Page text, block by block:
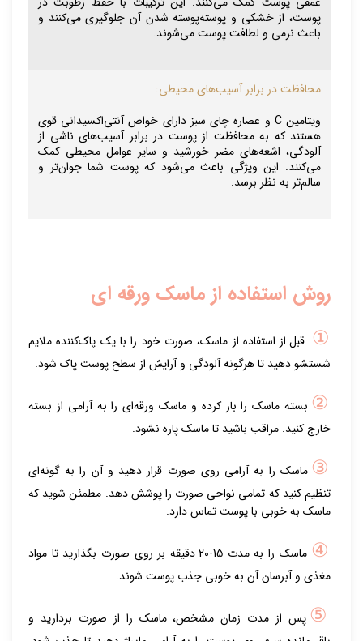
پوست، از خشکی و پوسته‌پوسته شدن آن جلوگیری می‌کنند و
باعث نرمی و لطافت پوست می‌شوند.
محافظت در برابر آسیب‌های محیطی:
ویتامین C و عصاره چای سبز دارای خواص آنتی‌اکسیدانی قوی
هستند که به محافظت از پوست در برابر آسیب‌های ناشی از
آلودگی، اشعه‌های مضر خورشید و سایر عوامل محیطی کمک
می‌کنند. این ویژگی باعث می‌شود که پوست شما جوان‌تر و
سالم‌تر به نظر برسد.
روش استفاده از ماسک ورقه ای
① قبل از استفاده از ماسک، صورت خود را با یک پاک‌کننده ملایم
شستشو دهید تا هرگونه آلودگی و آرایش از سطح پوست پاک شود.
② بسته ماسک را باز کرده و ماسک ورقه‌ای را به آرامی از بسته
خارج کنید. مراقب باشید تا ماسک پاره نشود.
③ ماسک را به آرامی روی صورت قرار دهید و آن را به گونه‌ای
تنظیم کنید که تمامی نواحی صورت را پوشش دهد. مطمئن شوید که
ماسک به خوبی با پوست تماس دارد.
④
ماسک را به مدت 15-20 دقیقه بر روی صورت بگذارید تا مواد
مغذی و آبرسان آن به خوبی جذب پوست شوند.
⑤ پس از مدت زمان مشخص، ماسک را از صورت بردارید و